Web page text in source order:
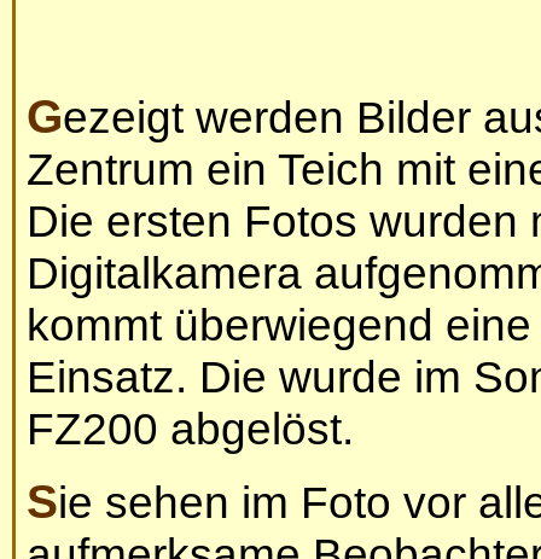
Gezeigt werden Bilder aus einem Garten, dessen
Zentrum ein Teich mit
Die ersten Fotos wurden
Digitalkamera
kommt überwiegend
Einsatz. Die wurde im
FZ200 abgelöst.
Sie sehen im Foto vor allem kleine Dinge, die der